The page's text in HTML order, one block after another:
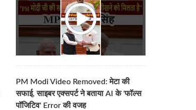
PM Modi Video Removed: मेटा की
सफाई, साइबर एक्सपर्ट ने बताया AI के 'फॉल्स
पॉजिटिव' Error की वजह